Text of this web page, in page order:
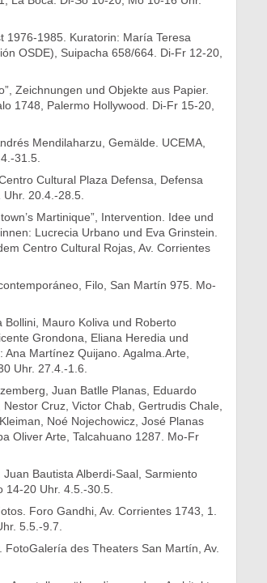
1976-1985. Kuratorin: María Teresa
OSDE), Suipacha 658/664. Di-Fr 12-20,
Zeichnungen und Objekte aus Papier.
1748, Palermo Hollywood. Di-Fr 15-20,
Mendilaharzu, Gemälde. UCEMA,
31.5.
Cultural Plaza Defensa, Defensa
20.4.-28.5.
Martinique”, Intervention. Idee und
Lucrecia Urbano und Eva Grinstein.
Centro Cultural Rojas, Av. Corrientes
Filo, San Martín 975. Mo-
Bollini, Mauro Koliva und Roberto
Grondona, Eliana Heredia und
Martínez Quijano. Agalma.Arte,
Uhr. 27.4.-1.6.
Juan Batlle Planas, Eduardo
Cruz, Victor Chab, Gertrudis Chale,
Noé Nojechowicz, José Planas
Oliver Arte, Talcahuano 1287. Mo-Fr
Bautista Alberdi-Saal, Sarmiento
14-20 Uhr. 4.5.-30.5.
Foro Gandhi, Av. Corrientes 1743, 1.
5.5.-9.7.
FotoGalería des Theaters San Martín, Av.